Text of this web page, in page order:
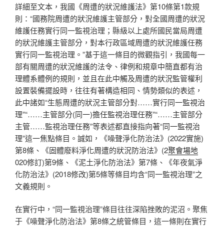
詳細至文本，我國《周遭的狀況維護法》第10條第1款規
則：“國務院周遭的狀況維護主管部分，對全國周遭的狀況
維護任務實行同一監視治理；縣級以上處所國民當局周遭
的狀況維護主管部分，對本行政區域周遭的狀況維護任務
實行同一監視治理。”基于這一條目的微觀指引，我國每一
部有關周遭的狀況維護的法令、律例和規章中簡直都有治
理體系體例的規則，並且在此中觸及周遭的狀況監管權利
設置裝備擺設時，往往有著構造相同、情勢類似的表述，
此中諸如“生態周遭的狀況主管部分對……實行同一監視治
理”“……主管部分(同一)擔任監視治理任務”“……主管部分
主管……監視治理任務”等表述都直接指向著“同一監視治
理”這一焦點條目。誠如，《噪聲淨化防治法》(2022實施)
第8條、《固體廢料淨化周遭的狀況防治法》(2聚會場地
020修訂)第9條、《泥土淨化防治法》第7條、《年夜氣淨
化防治法》(2018修改)第5條等條目均含“同一監視治理”之
文義規則。
在實行中，“同一監視治理”條目往往深陷挫敗的泥沼。聚焦
于《噪聲淨化防治法》第8條之統管條目，這一條則在實行